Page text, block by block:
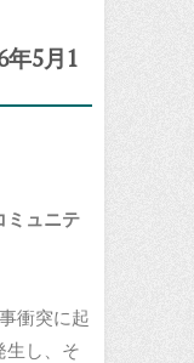
年5月1
ミュニテ
応
衝突に起
生し、そ